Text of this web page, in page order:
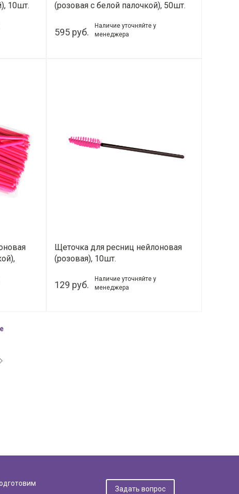
10шт.
(розовая c белой палочкой), 50шт.
595 руб.
Наличие уточняйте у
менеджера
Щеточка для ресниц нейлоновая
(розовая), 10шт.
129 руб.
Наличие уточняйте у
менеджера
Задать вопрос